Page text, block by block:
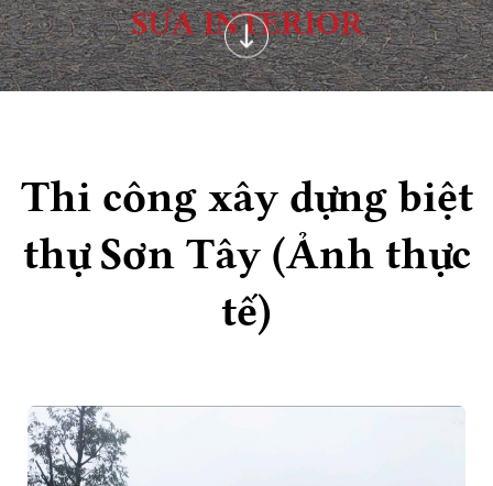
Thi công xây dựng biệt
thự Sơn Tây (Ảnh thực
tế)